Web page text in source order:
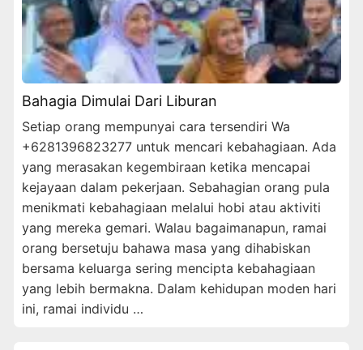
Bahagia Dimulai Dari Liburan
Setiap orang mempunyai cara tersendiri Wa
+6281396823277 untuk mencari kebahagiaan. Ada
yang merasakan kegembiraan ketika mencapai
kejayaan dalam pekerjaan. Sebahagian orang pula
menikmati kebahagiaan melalui hobi atau aktiviti
yang mereka gemari. Walau bagaimanapun, ramai
orang bersetuju bahawa masa yang dihabiskan
bersama keluarga sering mencipta kebahagiaan
yang lebih bermakna. Dalam kehidupan moden hari
ini, ramai individu …